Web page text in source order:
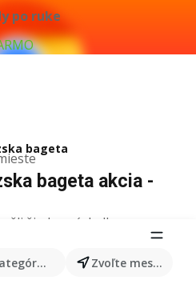
po ruke
produkty... Zvoľte mesto
bageta
bageta akcia -
žiadne výsledky.